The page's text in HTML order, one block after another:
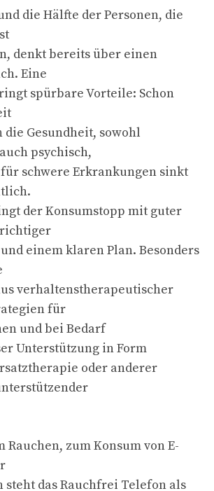
die Hälfte der Personen, die
denkt bereits über einen
Eine
spürbare Vorteile: Schon
die Gesundheit, sowohl
psychisch,
für schwere Erkrankungen sinkt
der Konsumstopp mit guter
einem klaren Plan. Besonders
verhaltenstherapeutischer
für
und bei Bedarf
Unterstützung in Form
oder anderer
Rauchen, zum Konsum von E-
das Rauchfrei Telefon als